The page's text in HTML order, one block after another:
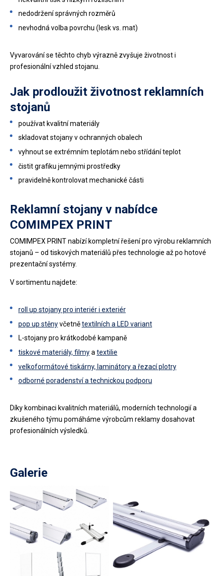
nedodržení správných rozměrů
nevhodná volba povrchu (lesk vs. mat)
Vyvarování se těchto chyb výrazně zvyšuje životnost i
profesionální vzhled stojanu.
Jak prodloužit životnost reklamních
stojanů
používat kvalitní materiály
skladovat stojany v ochranných obalech
vyhnout se extrémním teplotám nebo střídání teplot
čistit grafiku jemnými prostředky
pravidelně kontrolovat mechanické části
Reklamní stojany v nabídce
COMIMPEX PRINT
COMIMPEX PRINT nabízí kompletní řešení pro výrobu reklamních
stojanů – od tiskových materiálů přes technologie až po hotové
prezentační systémy.
V sortimentu najdete:
roll up stojany pro interiér i exteriér
pop up stěnyvčetnětextilních a LED variant
L-stojany pro krátkodobé kampaně
tiskové materiály, filmya textilie
velkoformátové tiskárny, laminátory a řezací plotry
odborné poradenství a technickou podporu
Díky kombinaci kvalitních materiálů, moderních technologií a
zkušeného týmu pomáháme výrobcům reklamy dosahovat
profesionálních výsledků.
Galerie